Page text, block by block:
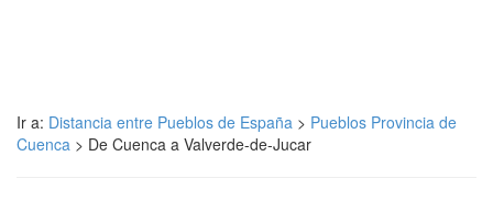
Ir a: Distancia entre Pueblos de España > Pueblos Provincia de
Cuenca > De Cuenca a Valverde-de-Jucar